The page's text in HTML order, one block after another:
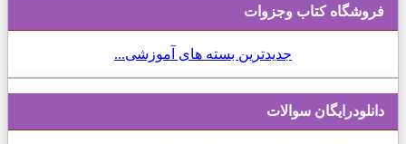
فروشگاه کتاب وجزوات
جدیدترین بسته های آموزشی...
دانلودرایگان سوالات